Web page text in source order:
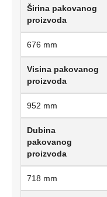
Širina pakovanog
proizvoda
676 mm
Visina pakovanog
proizvoda
952 mm
Dubina
pakovanog
proizvoda
718 mm